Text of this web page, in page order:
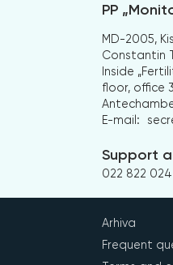
PP
MD-2005,
Constantin
Inside
floor, office
E-mail:
Support
022 822 024
Arhiva
Frequent